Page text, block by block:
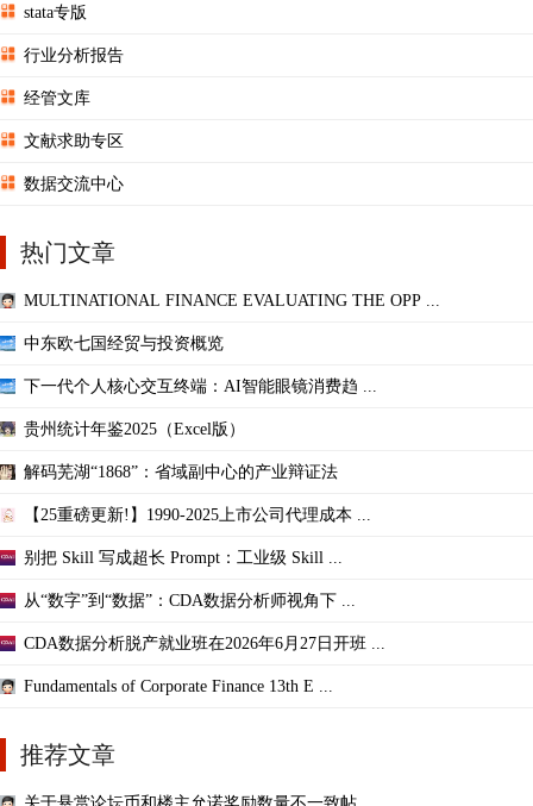
stata专版
行业分析报告
经管文库
文献求助专区
数据交流中心
热门文章
MULTINATIONAL FINANCE EVALUATING THE OPP ...
中东欧七国经贸与投资概览
下一代个人核心交互终端：AI智能眼镜消费趋 ...
贵州统计年鉴2025（Excel版）
解码芜湖“1868”：省域副中心的产业辩证法
【25重磅更新!】1990-2025上市公司代理成本 ...
别把 Skill 写成超长 Prompt：工业级 Skill ...
从“数字”到“数据”：CDA数据分析师视角下 ...
CDA数据分析脱产就业班在2026年6月27日开班 ...
Fundamentals of Corporate Finance 13th E ...
推荐文章